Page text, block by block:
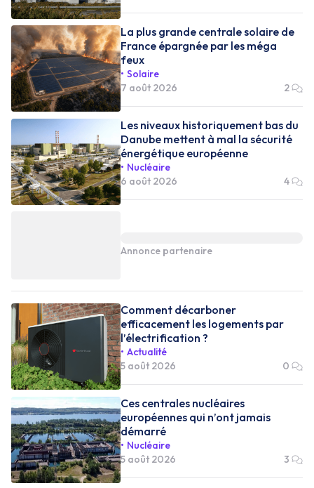
La plus grande centrale solaire de
France épargnée par les méga
feux
Solaire
7 août 2026
2
Les niveaux historiquement bas du
Danube mettent à mal la sécurité
énergétique européenne
Nucléaire
6 août 2026
4
Annonce partenaire
Comment décarboner
efficacement les logements par
l’électrification ?
Actualité
5 août 2026
0
Ces centrales nucléaires
européennes qui n’ont jamais
démarré
Nucléaire
5 août 2026
3